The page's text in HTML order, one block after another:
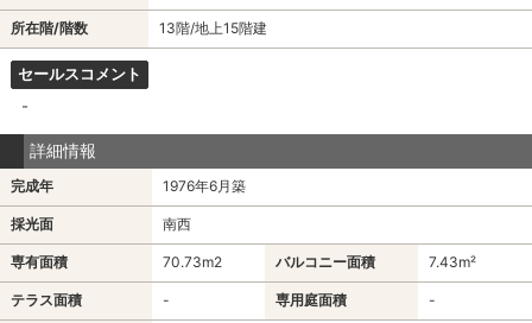
所在階/階数 13階/地上15階建
セールスコメント
-
詳細情報
完成年 1976年6月築
採光面 南西
専有面積 70.73m2 バルコニー面積 7.43m²
テラス面積 - 専用庭面積 -